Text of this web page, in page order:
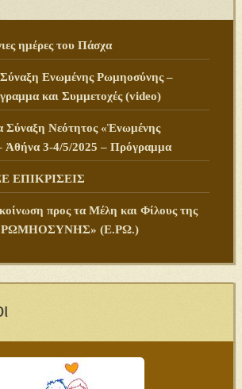
ημέρες του Πάσχα
Ενωμένης Ρωμηοσύνης –
και Συμμετοχές (video)
Σύναξη Νεότητος «Ἑνωμένης
Ἀθήνα 3-4/5/2025 – Πρόγραμμα
ΕΠΙΚΡΙΣΕΙΣ
προς τα Μέλη και Φίλους της
(Ε.ΡΩ.)